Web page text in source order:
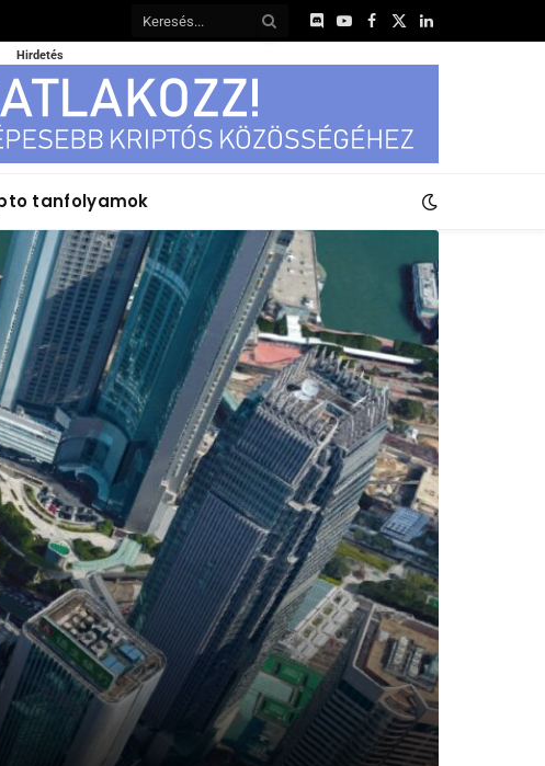
DiscordYouTube
Facebook
X
LinkedIn
Hirdetés
tanfolyamok